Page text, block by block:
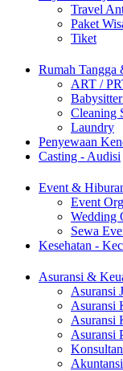
Travel
Paket
Tiket
Rumah Tangga
ART /
Cleaning
Laundry
Penyewaan
Casting - Audisi
Event &
Event
Wedding
Sewa
Kesehatan -
Asuransi &
Asuransi
Asuransi
Asuransi
Asuransi